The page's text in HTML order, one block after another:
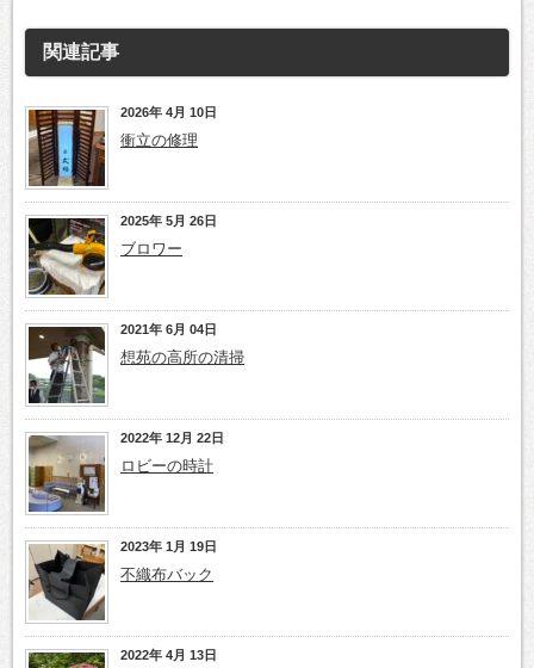
関連記事
2026年 4月 10日
衝立の修理
2025年 5月 26日
ブロワー
2021年 6月 04日
想苑の高所の清掃
2022年 12月 22日
ロビーの時計
2023年 1月 19日
不織布バック
2022年 4月 13日